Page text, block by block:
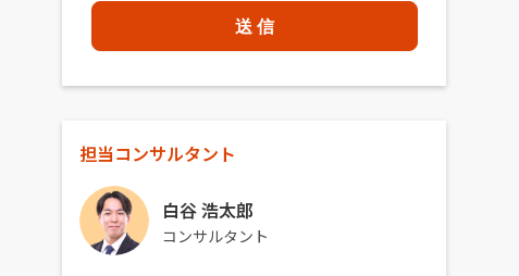
担当コンサルタント
白谷 浩太郎
コンサルタント